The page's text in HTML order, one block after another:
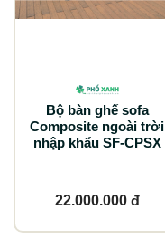
Bộ bàn ghế sofa
Composite ngoài trời
nhập khẩu SF-CPSX
22.000.000 đ